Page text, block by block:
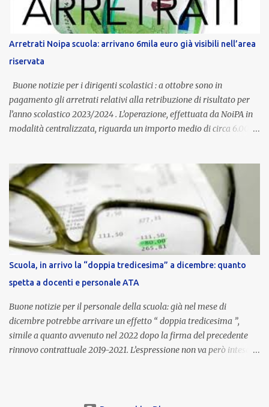
è un unicum in Italia: si tratta di una misura esclusiva della
Provincia autonoma di Bolzano, che integra in maniera stabile lo
stipendio nazionale grazie alle prerogative garantite
dall’autonomia locale. Non è un bonus temporaneo né un
compenso accessorio, ma una voce strutturale di retribuzione,
aggiornata periodicamente in base al cost...
Arretrati Noipa scuola: arrivano 6mila euro già visibili nell’area
riservata
Buone notizie per i dirigenti scolastici : a ottobre sono in
pagamento gli arretrati relativi alla retribuzione di risultato per
l’anno scolastico 2023/2024 . L’operazione, effettuata da NoiPA in
modalità centralizzata, riguarda un importo medio di circa 6.000
ordinaria di ottobre . Cos’è la retribuzione di risultato La
retribuzione di risultato rappresenta la parte variabile dello
stipendio dei dirigenti scolastici. Viene corrisposta per valorizzare
la qualità dell’attività svolta, la gestione delle risorse e il
raggiungimento degli obiettivi fissati dal Ministero dell’Istruzione
e del Merito (MIM) . Per l’anno scolastico 2023/2024, il MIM ha
completato la procedura di valutazione e trasmesso i dati a NoiPA,
che ha poi disposto la liquidazione automatica in busta paga . Gli
importi e le trattenute L’importo medio lordo riconosciuto è di 6....
Scuola, in arrivo la “doppia tredicesima” a dicembre: quanto
spetta a docenti e personale ATA
Buone notizie per il personale della scuola: già nel mese di
dicembre potrebbe arrivare un effetto “ doppia tredicesima ”,
simile a quanto avvenuto nel 2022 dopo la firma del precedente
rinnovo contrattuale 2019-2021. L’espressione non va però intesa in